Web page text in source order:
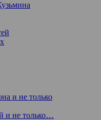
и не только
и не только…